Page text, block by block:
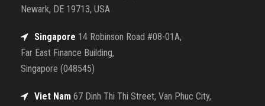
Newark, DE 19713, USA
Singapore 14 Robinson Road #08-01A,
Far East Finance Building,
Singapore (048545)
Viet Nam 67 Dinh Thi Thi Street, Van Phuc City,